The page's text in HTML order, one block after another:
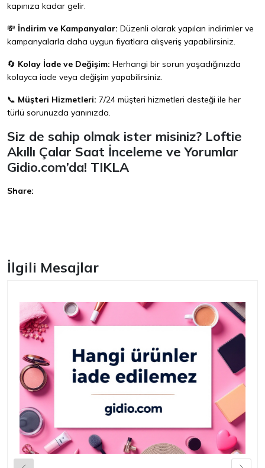
kapınıza kadar gelir.
💸 İndirim ve Kampanyalar: Düzenli olarak yapılan indirimler ve
kampanyalarla daha uygun fiyatlara alışveriş yapabilirsiniz.
🔄 Kolay İade ve Değişim: Herhangi bir sorun yaşadığınızda
kolayca iade veya değişim yapabilirsiniz.
📞 Müşteri Hizmetleri: 7/24 müşteri hizmetleri desteği ile her
türlü sorunuzda yanınızda.
Siz de sahip olmak ister misiniz? Loftie
Akıllı Çalar Saat İnceleme ve Yorumlar
Gidio.com’da! TIKLA
Share:
İlgili Mesajlar